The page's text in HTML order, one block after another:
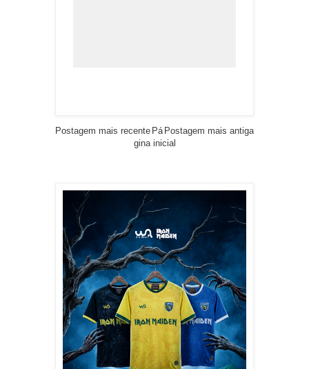
Postagem mais recente Postagem mais antiga
Pá
gina inicial